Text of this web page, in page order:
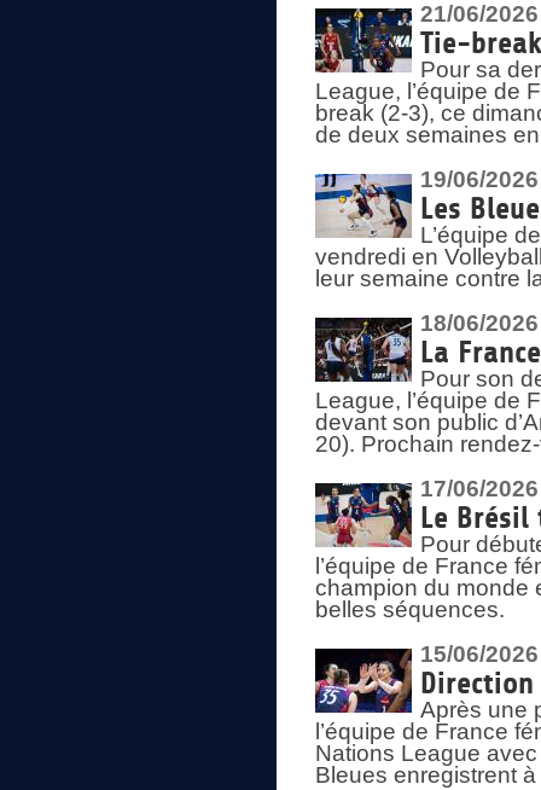
21/06/2026
Tie-
Pour sa
League, l’équipe de
break (2-3), ce
de deux semaines
19/06/2026
Les
L’équipe
vendredi en
leur semaine contre
18/06/2026
La
Pour son
League, l’équipe de
devant son public
20). Prochain
17/06/2026
Le
Pour
l’équipe de France
champion du monde
belles séquences.
15/06/2026
Après une
l’équipe de France
Nations League
Bleues enregistrent